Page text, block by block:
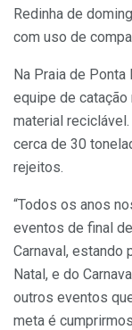
Redinha de
com uso de
Na Praia de Ponta
equipe de catação
material
cerca de 30
rejeitos.
“Todos os anos
eventos de final
Carnaval,
Natal, e do
outros eventos
meta é